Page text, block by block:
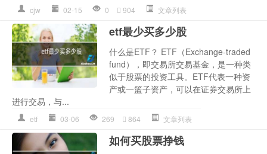
cjw 02-15 0 904 文章列表
etf最少买多少股
什么是ETF？ ETF（Exchange-traded
fund），即交易所交易基金，是一种类
似于股票的投资工具。ETF代表一种资
产或一篮子资产，可以在证券交易所上
进行交易，与...
etf 03-06 269 864 文章列表
如何买股票挣钱